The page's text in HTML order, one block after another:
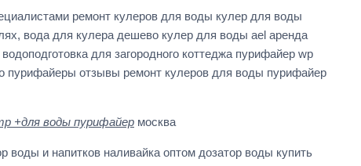
ремонт кулеров для воды кулер для воды
вода для кулера дешево кулер для воды ael аренда
для загородного коттеджа пурифайер wp
пурифайеры отзывы ремонт кулеров для воды пурифайер
+для воды пурифайер москва
и напитков наливайка оптом дозатор воды купить